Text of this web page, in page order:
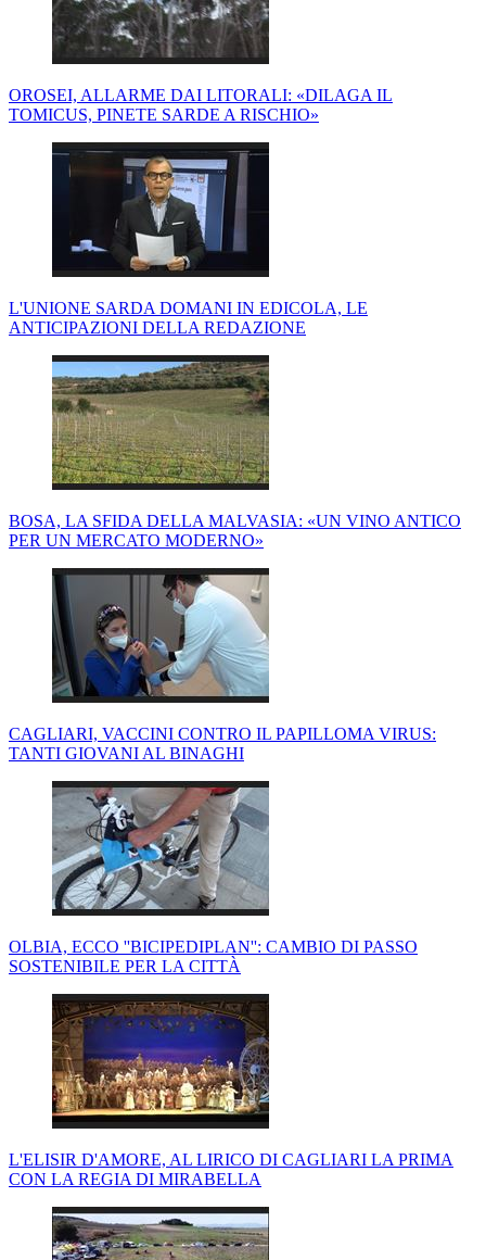
OROSEI, ALLARME DAI LITORALI: «DILAGA IL
TOMICUS, PINETE SARDE A RISCHIO»
L'UNIONE SARDA DOMANI IN EDICOLA, LE
ANTICIPAZIONI DELLA REDAZIONE
BOSA, LA SFIDA DELLA MALVASIA: «UN VINO ANTICO
PER UN MERCATO MODERNO»
CAGLIARI, VACCINI CONTRO IL PAPILLOMA VIRUS:
TANTI GIOVANI AL BINAGHI
OLBIA, ECCO ''BICIPEDIPLAN'': CAMBIO DI PASSO
SOSTENIBILE PER LA CITTÀ
L'ELISIR D'AMORE, AL LIRICO DI CAGLIARI LA PRIMA
CON LA REGIA DI MIRABELLA